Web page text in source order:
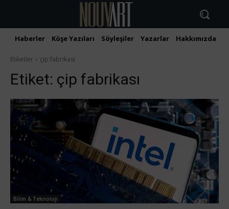
Haberler Köşe Yazıları Söyleşiler Yazarlar Hakkımızda
Etiketler çip fabrikası
Etiket: çip fabrikası
Bilim & Teknoloji